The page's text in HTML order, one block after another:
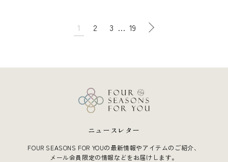
1 2 3 … 19
次
へ
ニュースレター
FOUR SEASONS FOR YOUの最新情報やアイテムのご紹介、
メール会員限定の情報などをお届けします。